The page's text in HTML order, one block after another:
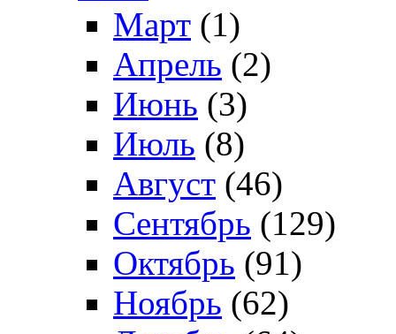
Март (1)
Апрель (2)
Июнь (3)
Июль (8)
Август (46)
Сентябрь (129)
Октябрь (91)
Ноябрь (62)